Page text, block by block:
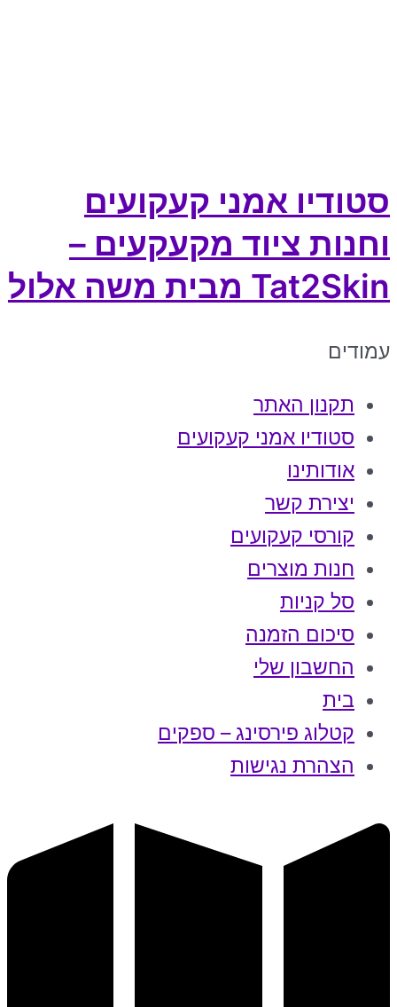
סטודיו אמני קעקועים
וחנות ציוד מקעקעים –
Tat2Skin מבית משה אלול
עמודים
תקנון האתר
סטודיו אמני קעקועים
אודותינו
יצירת קשר
קורסי קעקועים
חנות מוצרים
סל קניות
סיכום הזמנה
החשבון שלי
בית
קטלוג פירסינג – ספקים
הצהרת נגישות